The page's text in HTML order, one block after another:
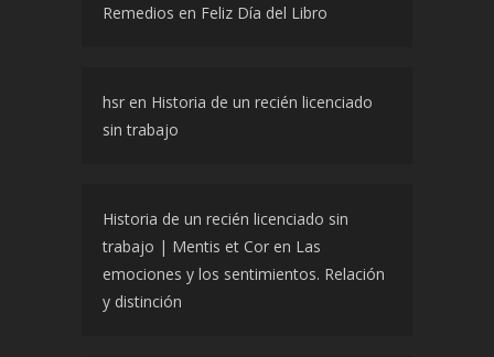
Remedios en Feliz Día del Libro
hsr en Historia de un recién licenciado
sin trabajo
Historia de un recién licenciado sin
trabajo | Mentis et Cor en Las
emociones y los sentimientos. Relación
y distinción